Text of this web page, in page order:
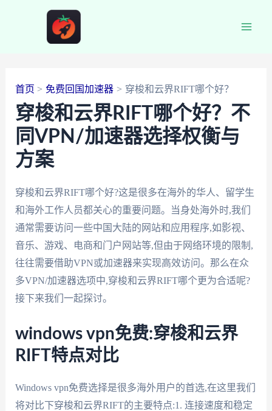
首页 免费回国加速器 穿梭和云界RIFT哪个好？
穿梭和云界RIFT哪个好？不
同VPN/加速器选择权衡与
方案
穿梭和云界RIFT哪个好?这是很多在海外的华人、留学生
和海外工作人员都关心的重要问题。当身处海外时,我们
通常需要访问一些中国大陆的网站和应用程序,如影视、
音乐、游戏、电商和门户网站等,但由于网络环境的限制,
往往需要借助VPN或加速器来实现高效访问。那么在众
多VPN/加速器选项中,穿梭和云界RIFT哪个更为合适呢?
接下来我们一起探讨。
windows vpn免费:穿梭和云界
RIFT特点对比
Windows vpn免费选择是很多海外用户的首选,在这里我们
将对比下穿梭和云界RIFT的主要特点:1. 连接速度和稳定